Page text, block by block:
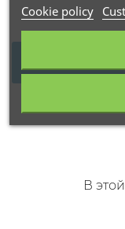
В
Cookie policy